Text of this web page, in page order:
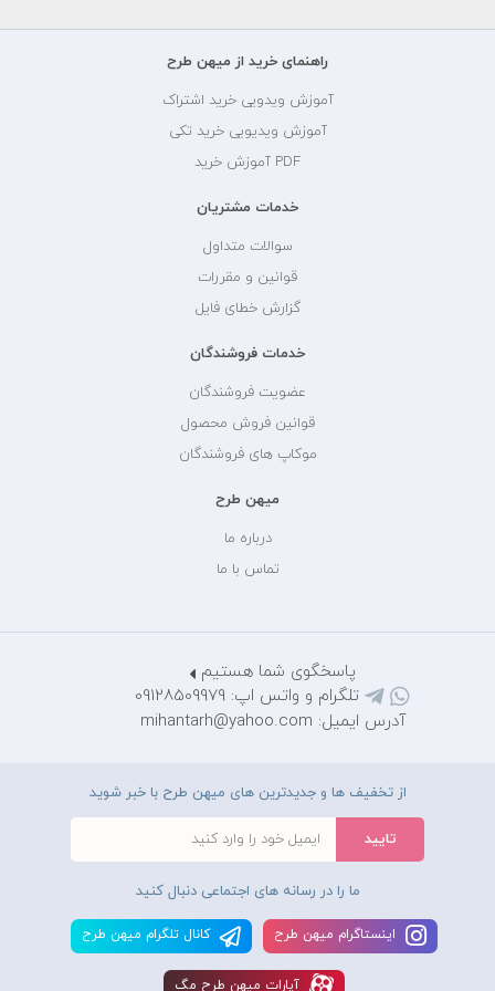
راهنمای خرید از میهن طرح
آموزش ویدویی خرید اشتراک
آموزش ویدیویی خرید تکی
PDF آموزش خرید
خدمات مشتریان
سوالات متداول
قوانین و مقررات
گزارش خطای فایل
خدمات فروشندگان
عضویت فروشندگان
قوانین فروش محصول
موکاپ های فروشندگان
میهن طرح
درباره ما
تماس با ما
پاسخگوی شما هستیم
تلگرام و واتس اپ: 09128509979
آدرس ایمیل: mihantarh@yahoo.com
از تخفیف ها و جدیدترین های میهن طرح با خبر شوید
ما را در رسانه های اجتماعی دنبال کنید
اينستاگرام ميهن طرح کانال تلگرام ميهن طرح
آپارات ميهن طرح مگ